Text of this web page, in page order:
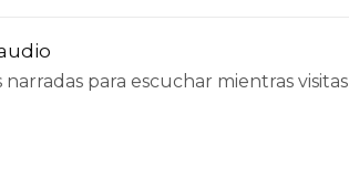
narradas para escuchar mientras visitas